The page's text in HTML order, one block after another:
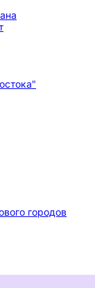
городов